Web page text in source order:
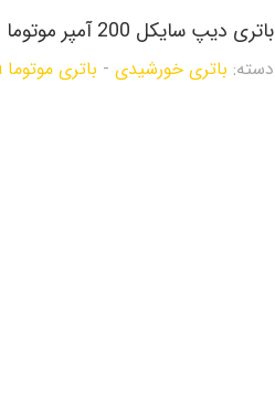
باتری دیپ سایکل 200 آمپر موتوما
دسته: باتری خورشیدی - باتری موتوما Motoma